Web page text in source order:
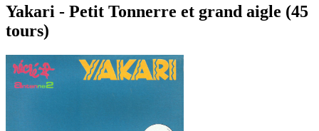
Yakari - Petit Tonnerre et grand aigle (45
tours)